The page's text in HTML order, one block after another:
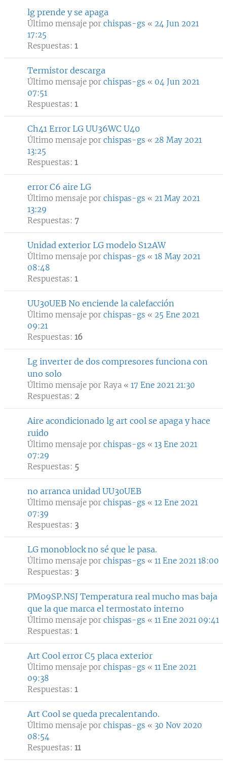
lg prende y se apaga
Último mensaje por chispas-gs « 24 Jun 2021
17:25
Respuestas: 1
Termistor descarga
Último mensaje por chispas-gs « 04 Jun 2021
07:51
Respuestas: 1
Ch41 Error LG UU36WC U40
Último mensaje por chispas-gs « 28 May 2021
13:25
Respuestas: 1
error C6 aire LG
Último mensaje por chispas-gs « 21 May 2021
13:29
Respuestas: 7
Unidad exterior LG modelo S12AW
Último mensaje por chispas-gs « 18 May 2021
08:48
Respuestas: 1
UU30UEB No enciende la calefacción
Último mensaje por chispas-gs « 25 Ene 2021
09:21
Respuestas: 16
Lg inverter de dos compresores funciona con
uno solo
Último mensaje por Raya « 17 Ene 2021 21:30
Respuestas: 2
Aire acondicionado lg art cool se apaga y hace
ruido
Último mensaje por chispas-gs « 13 Ene 2021
07:29
Respuestas: 5
no arranca unidad UU30UEB
Último mensaje por chispas-gs « 12 Ene 2021
07:39
Respuestas: 3
LG monoblock no sé que le pasa.
Último mensaje por chispas-gs « 11 Ene 2021 18:00
Respuestas: 3
PM09SP.NSJ Temperatura real mucho mas baja
que la que marca el termostato interno
Último mensaje por chispas-gs « 11 Ene 2021 09:41
Respuestas: 1
Art Cool error C5 placa exterior
Último mensaje por chispas-gs « 11 Ene 2021
09:38
Respuestas: 1
Art Cool se queda precalentando.
Último mensaje por chispas-gs « 30 Nov 2020
08:54
Respuestas: 11